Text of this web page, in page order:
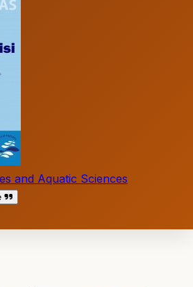
and Aquatic Sciences